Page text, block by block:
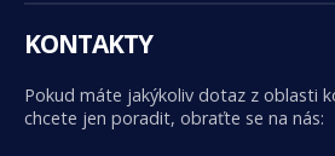
KONTAKTY
Pokud máte jakýkoliv dotaz z oblasti
chcete jen poradit, obraťte se na nás: